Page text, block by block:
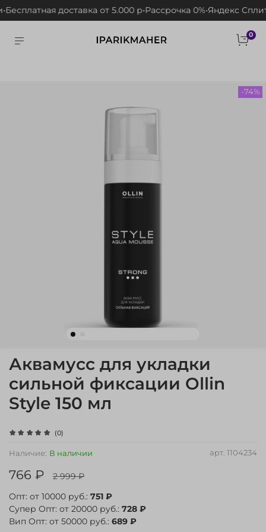
доставка от 5.000 р •Рассрочка 0%•Яндекс Сплит•
0
-74%
(0)
арт. 1104234
Наличие: В наличии
Аквамусс для укладки
сильной фиксации Ollin
Style 150 мл
766 ₽
2 999 ₽
Опт: от 10000 руб.: 751 ₽
Супер Опт: от 20000 руб.: 728 ₽
Вип Опт: от 50000 руб.: 689 ₽